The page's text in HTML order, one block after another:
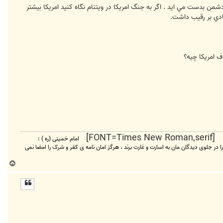
بدست مي ايد . اگر به جنگ امريکا در ويتنام نگاه کنيد امريکا بيشتر
بر رقيب داشت.
امريکا چيه؟
امام خمینی (ره ) :
در جلوی دیدگان مان به اسارت و غارت برند ، هرگز امان نامه ی کفر و شرک را امضا نمی
ا